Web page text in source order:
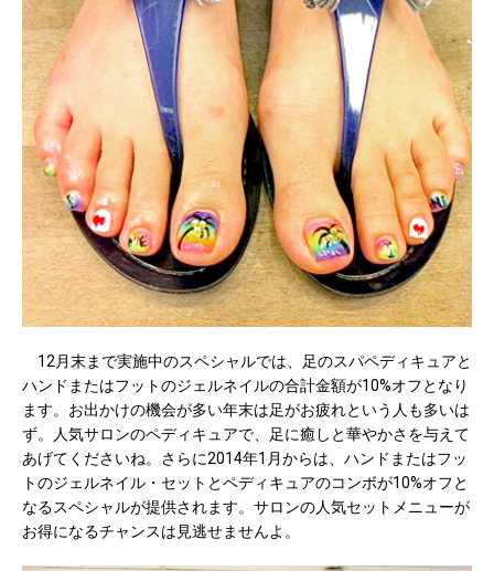
12月末まで実施中のスペシャルでは、足のスパペディキュアと
ハンドまたはフットのジェルネイルの合計金額が10%オフとなり
ます。お出かけの機会が多い年末は足がお疲れという人も多いは
ず。人気サロンのペディキュアで、足に癒しと華やかさを与えて
あげてくださいね。さらに2014年1月からは、ハンドまたはフッ
トのジェルネイル・セットとペディキュアのコンボが10%オフと
なるスペシャルが提供されます。サロンの人気セットメニューが
お得になるチャンスは見逃せませんよ。